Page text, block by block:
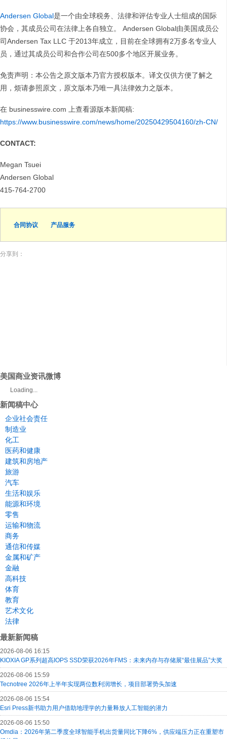
Andersen Global是一个由全球税务、法律和评估专业人士组成的国际
协会，其成员公司在法律上各自独立。 Andersen Global由美国成员公
司Andersen Tax LLC 于2013年成立，目前在全球拥有2万多名专业人
员，通过其成员公司和合作公司在500多个地区开展业务。
免责声明：本公告之原文版本乃官方授权版本。译文仅供方便了解之
用，烦请参照原文，原文版本乃唯一具法律效力之版本。
在 businesswire.com 上查看源版本新闻稿:
https://www.businesswire.com/news/home/20250429504160/zh-CN/
CONTACT:
Megan Tsuei
Andersen Global
415-764-2700
合同协议 产品服务
分享到：
美国商业资讯微博
Loading...
新闻稿中心
企业社会责任
制造业
化工
医药和健康
建筑和房地产
旅游
汽车
生活和娱乐
能源和环境
零售
运输和物流
商务
通信和传媒
金属和矿产
金融
高科技
体育
教育
艺术文化
法律
最新新闻稿
2026-08-06 16:15
KIOXIA GP系列超高IOPS SSD荣获2026年FMS：未来内存与存储展“最佳展品”大奖
2026-08-06 15:59
Tecnotree 2026年上半年实现两位数利润增长，项目部署势头加速
2026-08-06 15:54
Esri Press新书助力用户借助地理学的力量释放人工智能的潜力
2026-08-06 15:50
Omdia：2026年第二季度全球智能手机出货量同比下降6%，供应端压力正在重塑市